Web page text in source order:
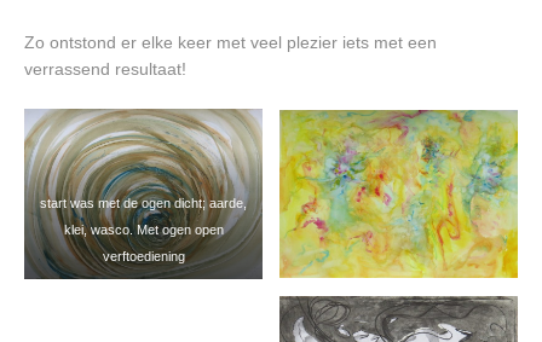
Zo ontstond er elke keer met veel plezier iets met een
verrassend resultaat!
start was met de ogen dicht; aarde,
klei, wasco. Met ogen open
verftoediening